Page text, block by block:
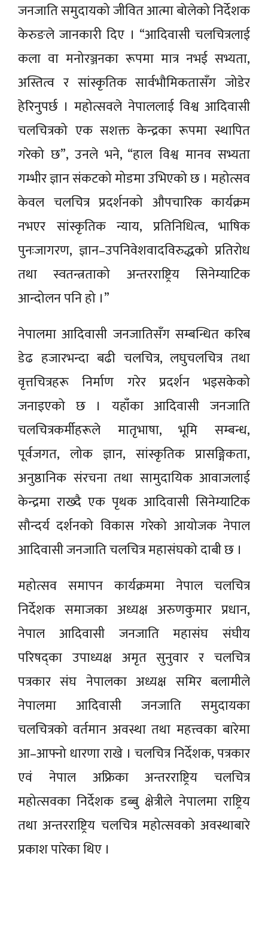
जनजाति समुदायको जीवित आत्मा बोलेको निर्देशक
केरुङले जानकारी दिए । “आदिवासी चलचित्रलाई
कला वा मनोरञ्जनका रूपमा मात्र नभई सभ्यता,
अस्तित्व र सांस्कृतिक सार्वभौमिकतासँग जोडेर
हेरिनुपर्छ । महोत्सवले नेपाललाई विश्व आदिवासी
चलचित्रको एक सशक्त केन्द्रका रूपमा स्थापित
गरेको छ”, उनले भने, “हाल विश्व मानव सभ्यता
गम्भीर ज्ञान संकटको मोडमा उभिएको छ । महोत्सव
केवल चलचित्र प्रदर्शनको औपचारिक कार्यक्रम
नभएर सांस्कृतिक न्याय, प्रतिनिधित्व, भाषिक
पुनःजागरण, ज्ञान–उपनिवेशवादविरुद्धको प्रतिरोध
तथा स्वतन्त्रताको अन्तरराष्ट्रिय सिनेम्याटिक
आन्दोलन पनि हो ।”
नेपालमा आदिवासी जनजातिसँग सम्बन्धित करिब
डेढ हजारभन्दा बढी चलचित्र, लघुचलचित्र तथा
वृत्तचित्रहरू निर्माण गरेर प्रदर्शन भइसकेको
जनाइएको छ । यहाँका आदिवासी जनजाति
चलचित्रकर्मीहरूले मातृभाषा, भूमि सम्बन्ध,
पूर्वजगत, लोक ज्ञान, सांस्कृतिक प्रासङ्गिकता,
अनुष्ठानिक संरचना तथा सामुदायिक आवाजलाई
केन्द्रमा राख्दै एक पृथक आदिवासी सिनेम्याटिक
सौन्दर्य दर्शनको विकास गरेको आयोजक नेपाल
आदिवासी जनजाति चलचित्र महासंघको दाबी छ ।
महोत्सव समापन कार्यक्रममा नेपाल चलचित्र
निर्देशक समाजका अध्यक्ष अरुणकुमार प्रधान,
नेपाल आदिवासी जनजाति महासंघ संघीय
परिषद्का उपाध्यक्ष अमृत सुनुवार र चलचित्र
पत्रकार संघ नेपालका अध्यक्ष समिर बलामीले
नेपालमा आदिवासी जनजाति समुदायका
चलचित्रको वर्तमान अवस्था तथा महत्त्वका बारेमा
आ–आफ्नो धारणा राखे । चलचित्र निर्देशक, पत्रकार
एवं नेपाल अफ्रिका अन्तरराष्ट्रिय चलचित्र
महोत्सवका निर्देशक डब्बु क्षेत्रीले नेपालमा राष्ट्रिय
तथा अन्तरराष्ट्रिय चलचित्र महोत्सवको अवस्थाबारे
प्रकाश पारेका थिए ।